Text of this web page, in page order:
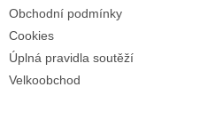
Obchodní podmínky
Cookies
Úplná pravidla soutěží
Velkoobchod